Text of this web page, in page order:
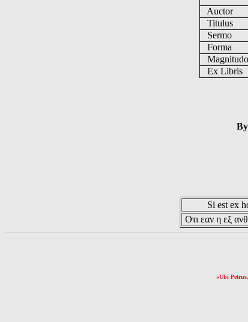
Auctor
Titulus
Sermo
Forma
Magnitudo
Ex Libris
Si est ex
Οτι εαν η εξ
«Ubi